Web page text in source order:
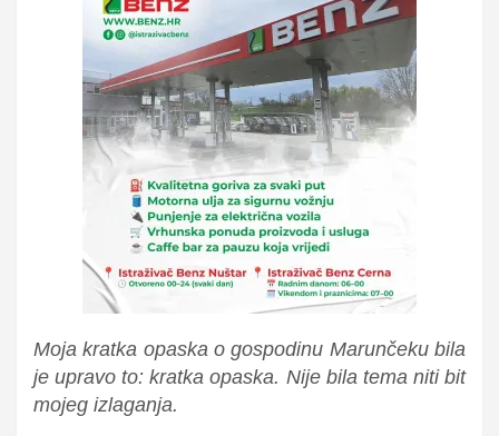
Moja kratka opaska o gospodinu Marunčeku bila
je upravo to: kratka opaska. Nije bila tema niti bit
mojeg izlaganja.